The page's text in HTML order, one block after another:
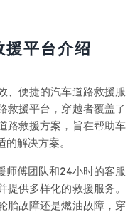
援平台介绍
、便捷的汽车道路救援服
救援平台，穿越者覆盖了
路救援方案，旨在帮助车
解决方案。
师傅团队和24小时的客服
供多样化的救援服务。
胎故障还是燃油故障，穿